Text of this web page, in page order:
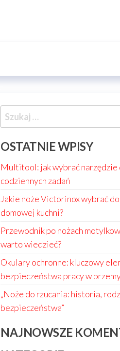
Szukaj:
OSTATNIE WPISY
Multitool: jak wybrać narzędzie
codziennych zadań
Jakie noże Victorinox wybrać
domowej kuchni?
Przewodnik po nożach
warto wiedzieć?
Okulary ochronne: kluczowy
bezpieczeństwa pracy w
„Noże do rzucania: historia,
bezpieczeństwa”
NAJNOWSZE